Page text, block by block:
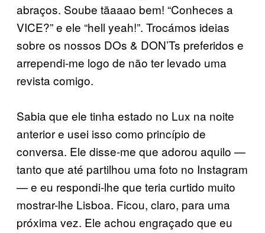
abraços. Soube tãaaao bem! “Conheces a
VICE?” e ele “hell yeah!”. Trocámos ideias
sobre os nossos DOs & DON’Ts preferidos e
arrependi-me logo de não ter levado uma
revista comigo.
Sabia que ele tinha estado no Lux na noite
anterior e usei isso como princípio de
conversa. Ele disse-me que adorou aquilo —
tanto que até partilhou uma foto no Instagram
— e eu respondi-lhe que teria curtido muito
mostrar-lhe Lisboa. Ficou, claro, para uma
próxima vez. Ele achou engraçado que eu